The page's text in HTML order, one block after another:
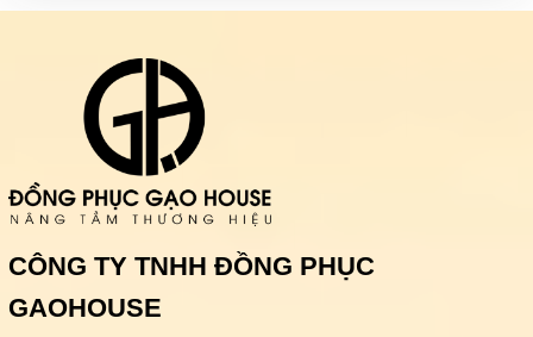
CÔNG TY TNHH ĐỒNG PHỤC
GAOHOUSE